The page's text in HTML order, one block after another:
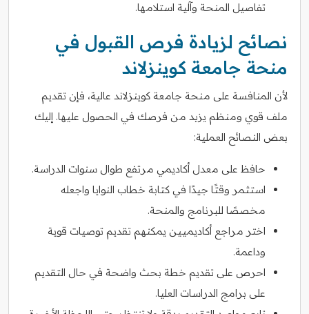
تفاصيل المنحة وآلية استلامها.
نصائح لزيادة فرص القبول في
منحة جامعة كوينزلاند
لأن المنافسة على منحة جامعة كوينزلاند عالية، فإن تقديم
ملف قوي ومنظم يزيد من فرصك في الحصول عليها. إليك
بعض النصائح العملية:
حافظ على معدل أكاديمي مرتفع طوال سنوات الدراسة.
استثمر وقتًا جيدًا في كتابة خطاب النوايا واجعله
مخصصًا للبرنامج والمنحة.
اختر مراجع أكاديميين يمكنهم تقديم توصيات قوية
وداعمة.
احرص على تقديم خطة بحث واضحة في حال التقديم
على برامج الدراسات العليا.